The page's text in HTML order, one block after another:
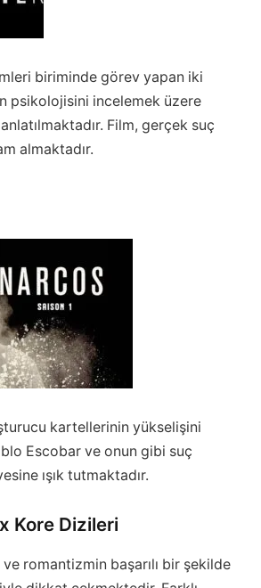
biriminde görev yapan iki
psikolojisini incelemek üzere
Film, gerçek suç
almaktadır.
kartellerinin yükselişini
Escobar ve onun gibi suç
ışık tutmaktadır.
Kore Dizileri
romantizmin başarılı bir şekilde